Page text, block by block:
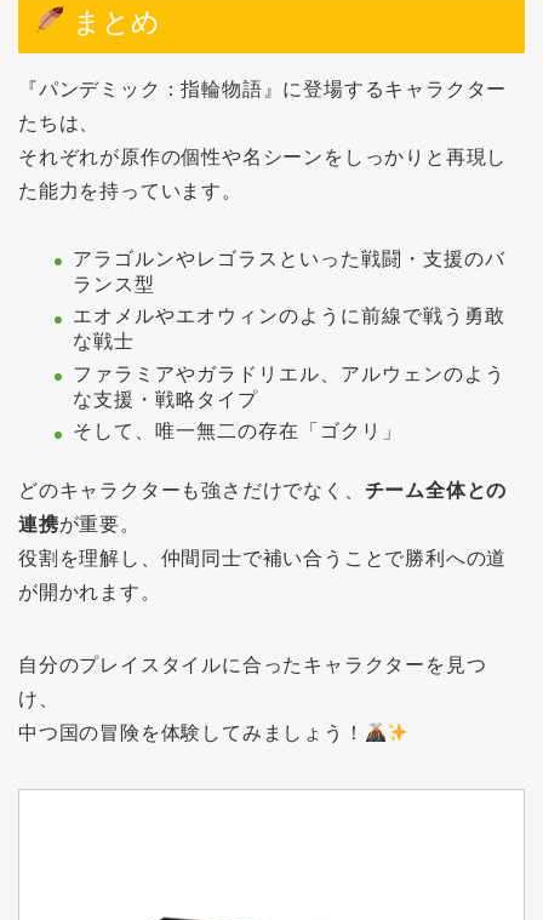
まとめ
『パンデミック：指輪物語』に登場するキャラクター
たちは、
それぞれが原作の個性や名シーンをしっかりと再現し
た能力を持っています。
アラゴルンやレゴラスといった戦闘・支援のバ
ランス型
エオメルやエオウィンのように前線で戦う勇敢
な戦士
ファラミアやガラドリエル、アルウェンのよう
な支援・戦略タイプ
そして、唯一無二の存在「ゴクリ」
どのキャラクターも強さだけでなく、 チーム全体との
連携が重要。
役割を理解し、仲間同士で補い合うことで勝利への道
が開かれます。
自分のプレイスタイルに合ったキャラクターを見つ
け、
中つ国の冒険を体験してみましょう！